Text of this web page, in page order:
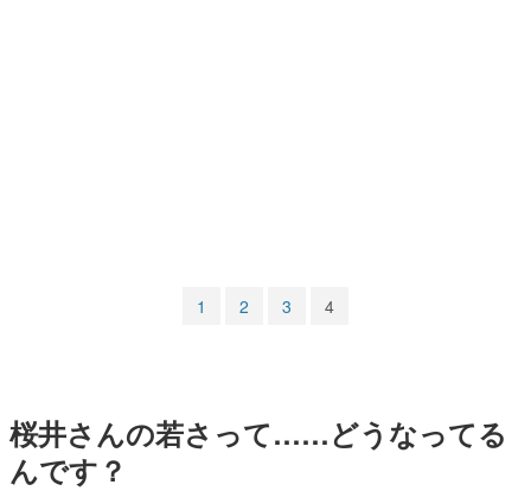
1 2 3 4
桜井さんの若さって……どうなってる
んです？